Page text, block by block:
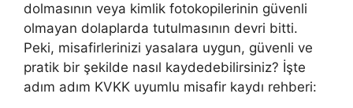
dolmasının veya kimlik fotokopilerinin güvenli
olmayan dolaplarda tutulmasının devri bitti.
Peki, misafirlerinizi yasalara uygun, güvenli ve
pratik bir şekilde nasıl kaydedebilirsiniz? İşte
adım adım KVKK uyumlu misafir kaydı rehberi: